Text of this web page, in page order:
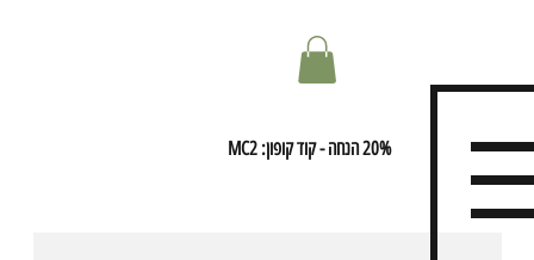
20% הנחה - קוד קופון: MC2